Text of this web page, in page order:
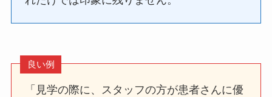
良い例
「見学の際に、スタッフの方が患者さんに優